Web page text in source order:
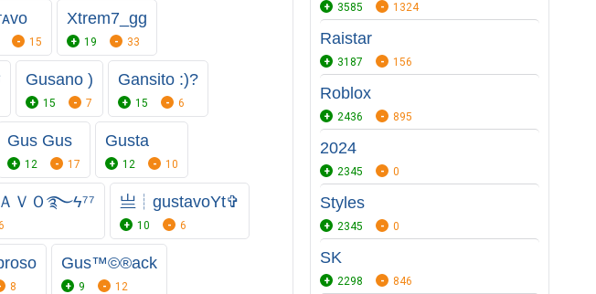
15
Xtrem7_gg
19 33
Gusano )
15 7
Gansito :)?
15 6
Gus Gus
12 17
Gusta
12 10
ＶＯ࿐ϟ⁷⁷ 亗┊gustavoYtㅤ✞
10 6
8
Gus™©®ack
9 12
3585 1324
Raistar
3187 156
Roblox
2436 895
2024
2345 0
Styles
2345 0
SK
2298 846